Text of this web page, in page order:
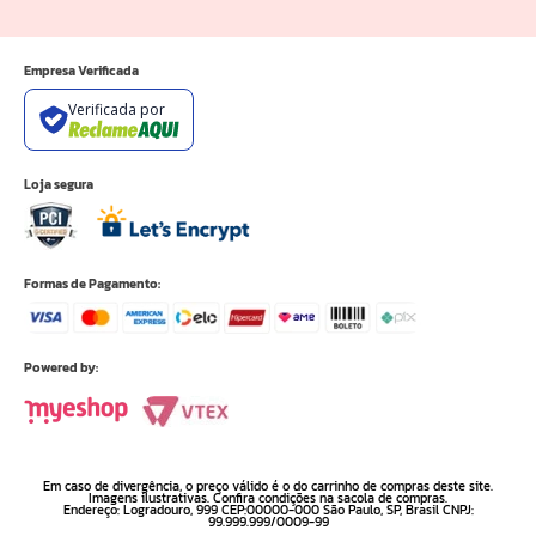
Empresa Verificada
Verificada por
Loja segura
Formas de Pagamento:
Powered by:
Em caso de divergência, o preço válido é o do carrinho de compras deste site.
Imagens ilustrativas. Confira condições na sacola de compras.
Endereço: Logradouro, 999 CEP:00000-000 São Paulo, SP, Brasil CNPJ:
99.999.999/0009-99